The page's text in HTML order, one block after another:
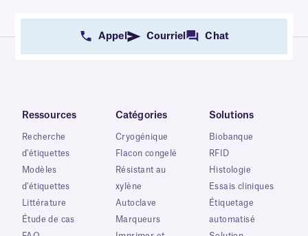
Appel Courriel Chat
Ressources
Recherche
d'étiquettes
Modèles
d'étiquettes
Littérature
Étude de cas
Catégories
Cryogénique
Flacon congelé
Résistant au
xylène
Autoclave
Marqueurs
Solutions
Biobanque
RFID
Histologie
Essais cliniques
Étiquetage
automatisé